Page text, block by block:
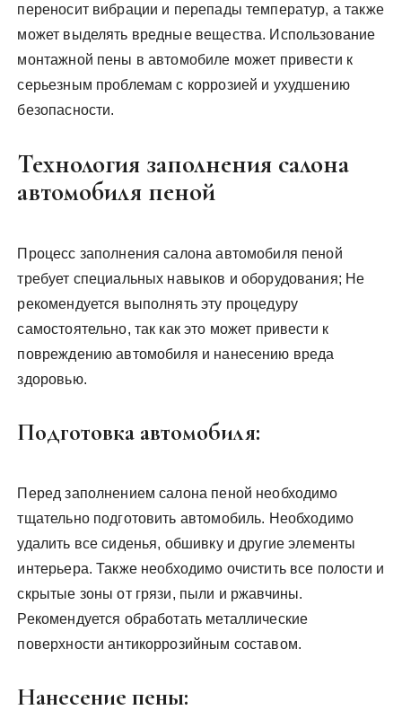
переносит вибрации и перепады температур, а также
может выделять вредные вещества. Использование
монтажной пены в автомобиле может привести к
серьезным проблемам с коррозией и ухудшению
безопасности.
Технология заполнения салона
автомобиля пеной
Процесс заполнения салона автомобиля пеной
требует специальных навыков и оборудования; Не
рекомендуется выполнять эту процедуру
самостоятельно, так как это может привести к
повреждению автомобиля и нанесению вреда
здоровью.
Подготовка автомобиля:
Перед заполнением салона пеной необходимо
тщательно подготовить автомобиль. Необходимо
удалить все сиденья, обшивку и другие элементы
интерьера. Также необходимо очистить все полости и
скрытые зоны от грязи, пыли и ржавчины.
Рекомендуется обработать металлические
поверхности антикоррозийным составом.
Нанесение пены: